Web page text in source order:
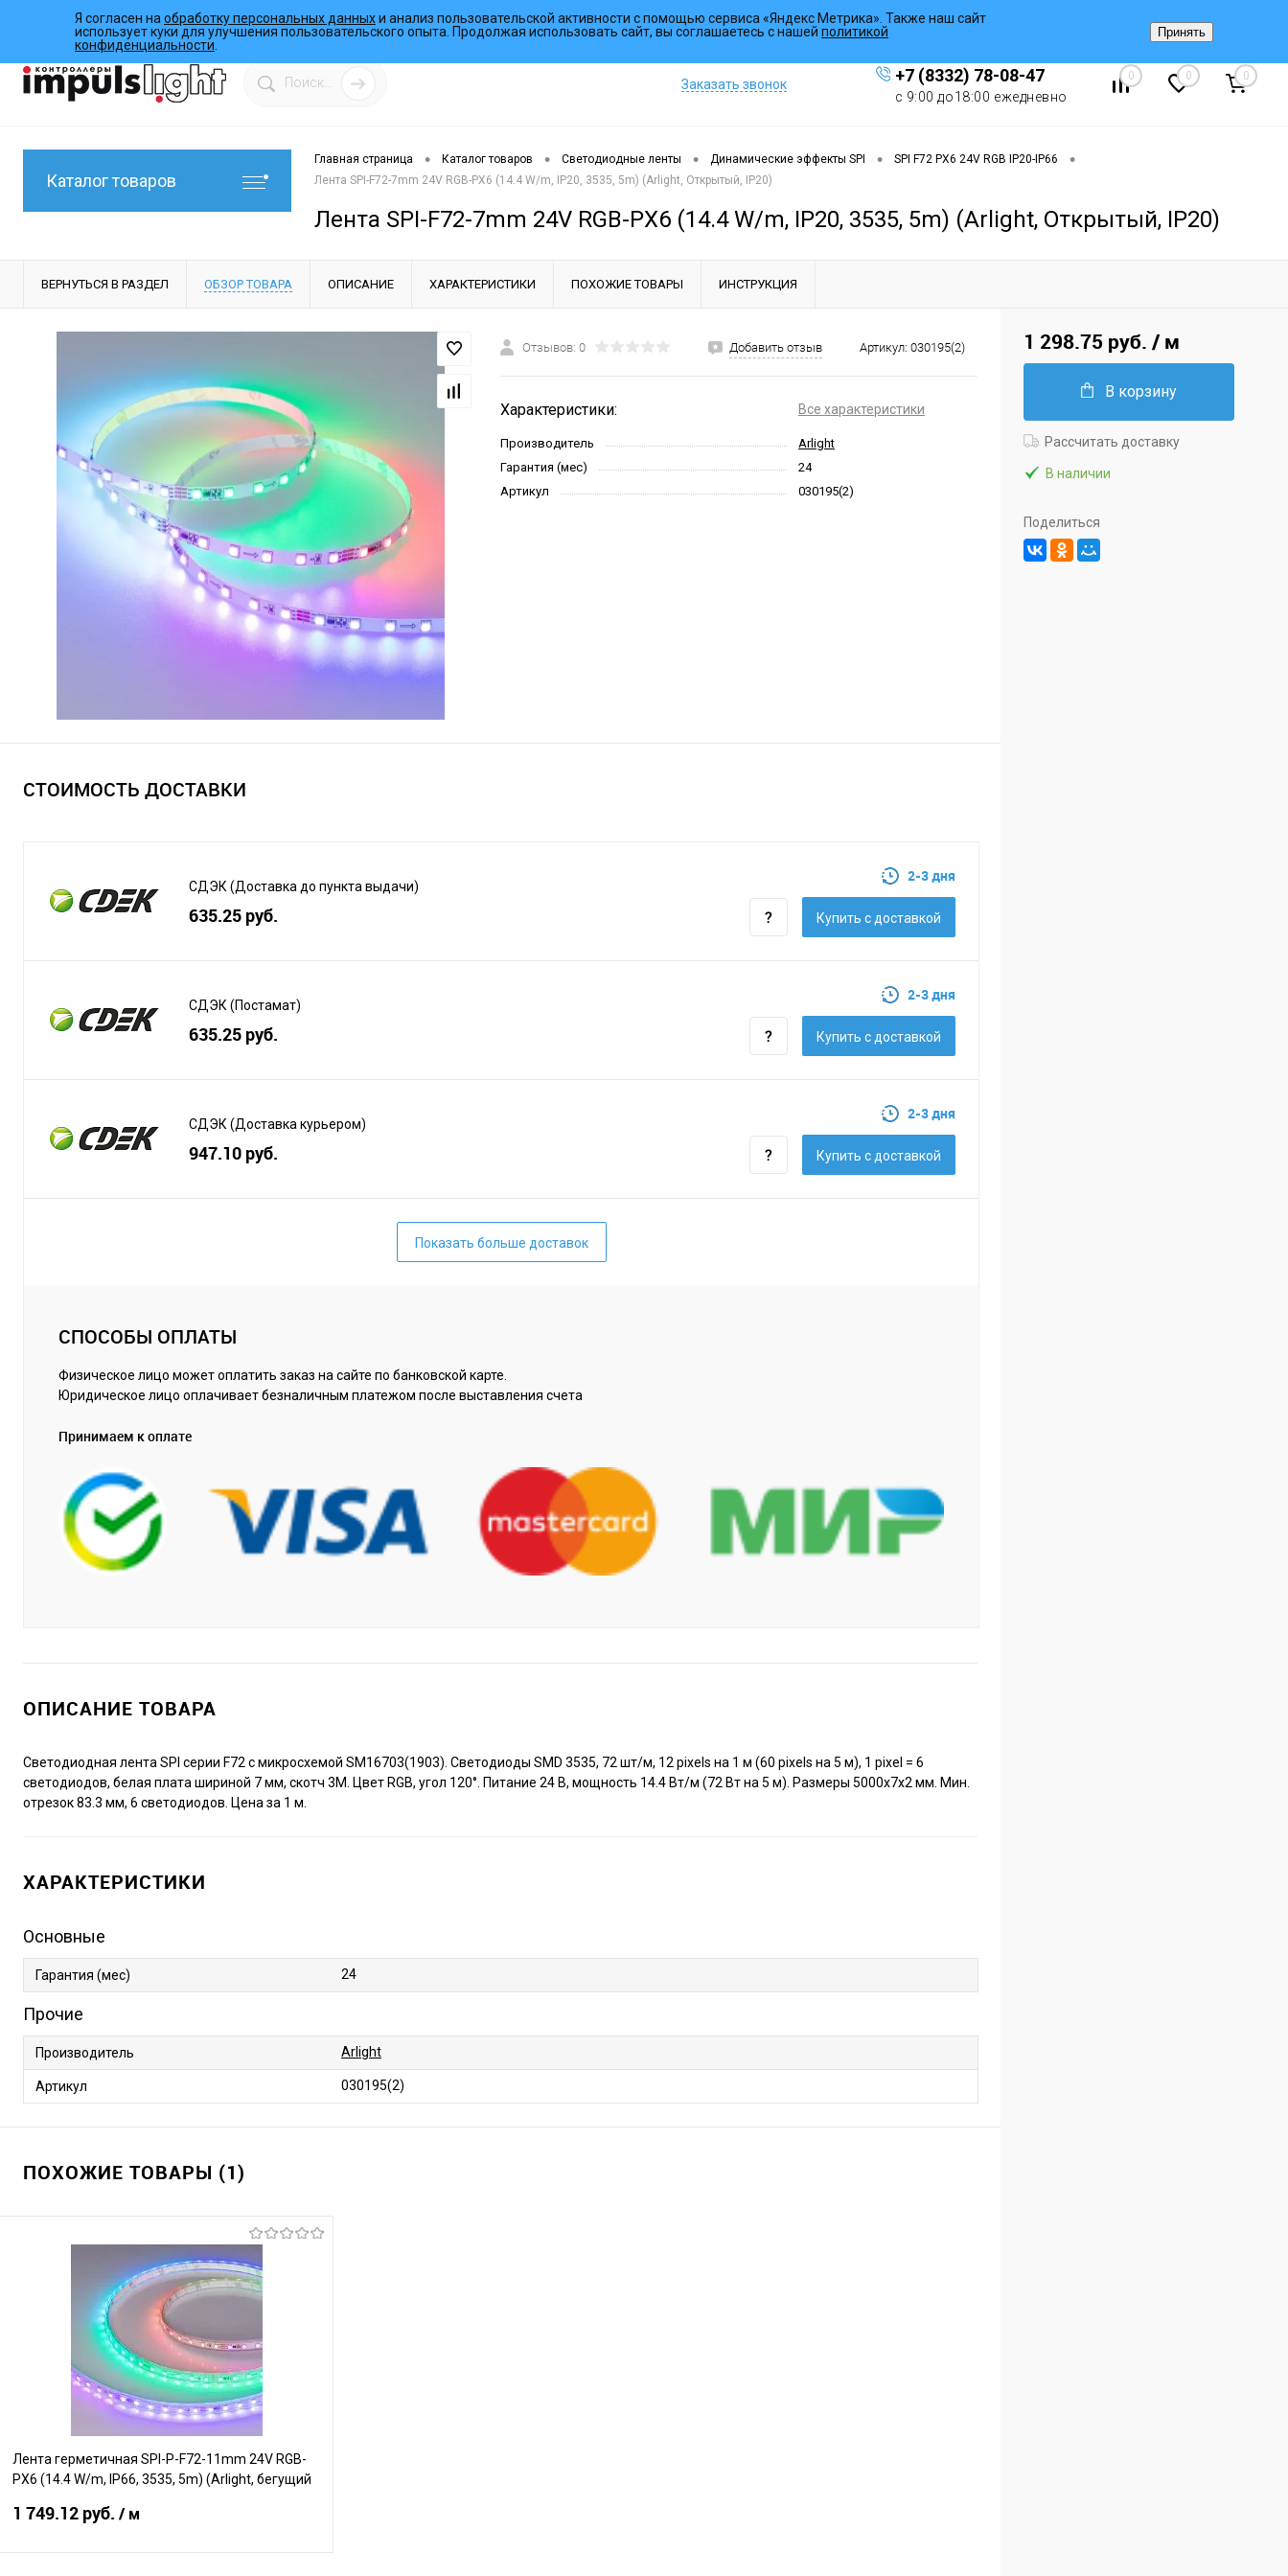
О компании Инструкции Работы Программы Коллекции Регистрация
Заказать звонок +7 (8332) 78-08-47
с 9:00 до18:00 ежедневно
0 0 0
Каталог товаров
Главная страница • Каталог товаров • Светодиодные ленты • Динамические эффекты SPI • SPI F72 PX6 24V RGB IP20-IP66 •
Лента SPI-F72-7mm 24V RGB-PX6 (14.4 W/m, IP20, 3535, 5m) (Arlight, Открытый, IP20)
Лента SPI-F72-7mm 24V RGB-PX6 (14.4 W/m, IP20, 3535, 5m) (Arlight, Открытый, IP20)
ВЕРНУТЬСЯ В РАЗДЕЛ ОБЗОР ТОВАРА ОПИСАНИЕ ХАРАКТЕРИСТИКИ ПОХОЖИЕ ТОВАРЫ ИНСТРУКЦИЯ
Отзывов: 0 Добавить отзыв Артикул: 030195(2)
Характеристики: Все характеристики
Производитель
Arlight
Гарантия (мес)
24
Артикул
030195(2)
СТОИМОСТЬ ДОСТАВКИ
СДЭК (Доставка до пункта выдачи)
635.25 руб.
2-3 дня
Купить c доставкой
СДЭК (Постамат)
635.25 руб.
2-3 дня
Купить c доставкой
СДЭК (Доставка курьером)
947.10 руб.
2-3 дня
Купить c доставкой
Показать больше доставок
СПОСОБЫ ОПЛАТЫ
Физическое лицо может оплатить заказ на сайте по банковской карте.
Юридическое лицо оплачивает безналичным платежом после выставления счета
Принимаем к оплате
ОПИСАНИЕ ТОВАРА
Светодиодная лента SPI серии F72 с микросхемой SM16703(1903). Светодиоды SMD 3535, 72 шт/м, 12 pixels на 1 м (60 pixels на 5 м), 1 pixel = 6
светодиодов, белая плата шириной 7 мм, скотч 3M. Цвет RGB, угол 120°. Питание 24 В, мощность 14.4 Вт/м (72 Вт на 5 м). Размеры 5000x7x2 мм. Мин.
отрезок 83.3 мм, 6 светодиодов. Цена за 1 м.
ХАРАКТЕРИСТИКИ
Основные
Гарантия (мес) 24
Прочие
Производитель Arlight
Артикул 030195(2)
ПОХОЖИЕ ТОВАРЫ (1)
Лента герметичная SPI-P-F72-11mm 24V RGB-
PX6 (14.4 W/m, IP66, 3535, 5m) (Arlight, бегущий
1 749.12 руб. / м
1 298.75 руб. / м
В корзину
Рассчитать доставку
В наличии
Поделиться
Я согласен на обработку персональных данныхи анализ пользовательской активности с помощью сервиса «Яндекс Метрика». Также наш сайт
использует куки для улучшения пользовательского опыта. Продолжая использовать сайт, вы соглашаетесь с нашей политикой
конфиденциальности
Принять